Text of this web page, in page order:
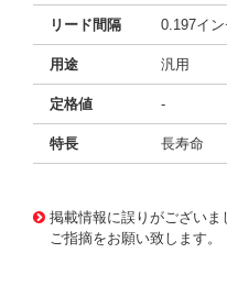
リード間隔 0.197イン
用途 汎用
定格値 -
特長 長寿命
掲載情報に誤りがございま
ご指摘をお願い致します。